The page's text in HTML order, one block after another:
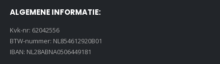
ALGEMENE INFORMATIE:
Kvk-nr: 62042556
BTW-nummer: NL854612920B01
IBAN: NL28ABNA0506449181